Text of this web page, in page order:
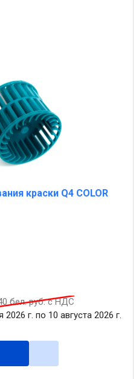
краски Q4 COLOR
бел. руб. с НДС
г. по 10 августа 2026 г.